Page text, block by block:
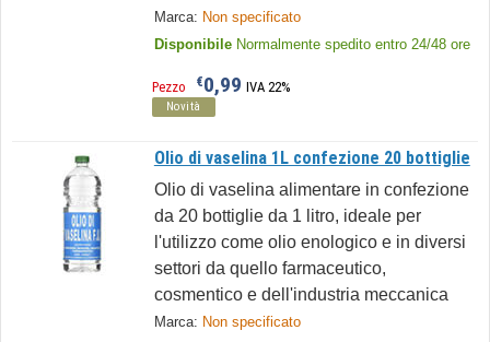
Marca: Non specificato
Disponibile Normalmente spedito entro 24/48 ore
Pezzo €0,99 IVA 22%
Novità
Olio di vaselina 1L confezione 20 bottiglie
Olio di vaselina alimentare in confezione
da 20 bottiglie da 1 litro, ideale per
l'utilizzo come olio enologico e in diversi
settori da quello farmaceutico,
cosmentico e dell'industria meccanica
Marca: Non specificato